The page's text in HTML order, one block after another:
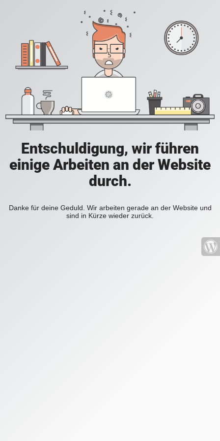
Entschuldigung, wir führen
einige Arbeiten an der Website
durch.
Danke für deine Geduld. Wir arbeiten gerade an der Website und
sind in Kürze wieder zurück.